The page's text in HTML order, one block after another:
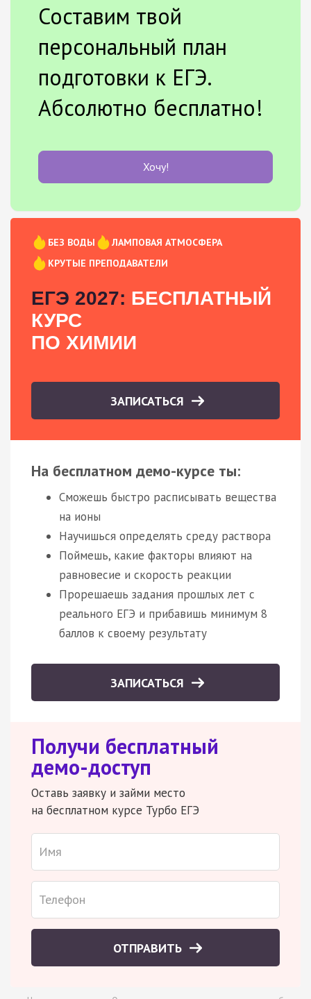
Составим твой
персональный план
подготовки к ЕГЭ.
Абсолютно бесплатно!
Хочу!
БЕЗ ВОДЫ
ЛАМПОВАЯ АТМОСФЕРА
КРУТЫЕ ПРЕПОДАВАТЕЛИ
ЕГЭ 2027: БЕСПЛАТНЫЙ
КУРС
ПО ХИМИИ
ЗАПИСАТЬСЯ
На бесплатном демо-курсе ты:
Сможешь быстро расписывать вещества
на ионы
Научишься определять среду раствора
Поймешь, какие факторы влияют на
равновесие и скорость реакции
Прорешаешь задания прошлых лет с
реального ЕГЭ и прибавишь минимум 8
баллов к своему результату
ЗАПИСАТЬСЯ
Получи бесплатный
демо-доступ
Оставь заявку и займи место
на бесплатном курсе Турбо ЕГЭ
ОТПРАВИТЬ